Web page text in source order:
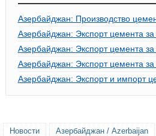
Азербайджан: Производство
Азербайджан: Экспорт цемента за
Азербайджан: Экспорт цемента
Азербайджан: Экспорт цемента
Азербайджан: Экспорт и импорт
Новости Азербайджан / Azerbaijan